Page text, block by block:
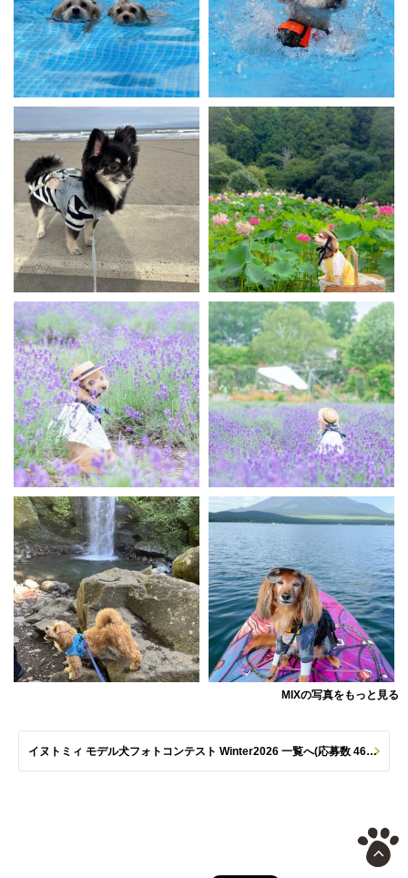
MIXの写真をもっと見る
イヌトミィ モデル犬フォトコンテスト Winter2026 一覧へ(応募数 461枚)